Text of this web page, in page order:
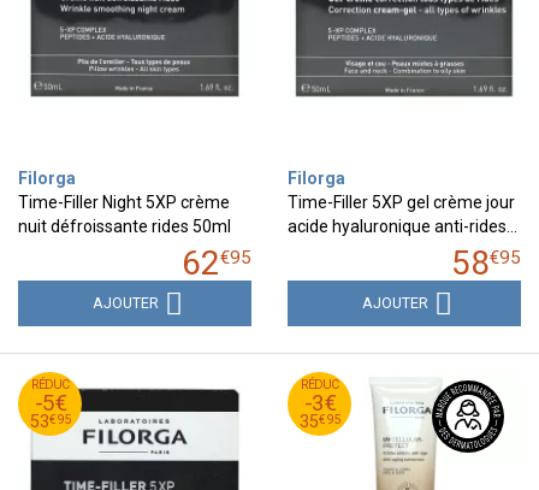
Filorga
Time-Filler Night 5XP crème
nuit défroissante rides 50ml
62€95
AJOUTER
Filorga
Time-Filler 5XP gel crème jour
acide hyaluronique anti-rides…
58€95
AJOUTER
RÉDUC
-5€
53€95
58
€
95
53
€
95
RÉDUC
-3€
35€95
38
€
95
35
€
95